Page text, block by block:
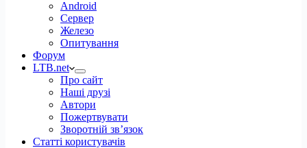
Android
Сервер
Железо
Опитування
Форум
LTB.net
Про сайт
Наші друзі
Автори
Пожертвувати
Зворотній зв’язок
Статті користувачів